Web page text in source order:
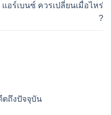
แอร์เบนซ์ ควรเปลี่ยนเมื่อไหร่
?
ตถึงปัจจุบัน